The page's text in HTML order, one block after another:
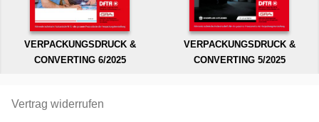
VERPACKUNGSDRUCK &
CONVERTING 6/2025
VERPACKUNGSDRUCK &
CONVERTING 5/2025
Vertrag widerrufen